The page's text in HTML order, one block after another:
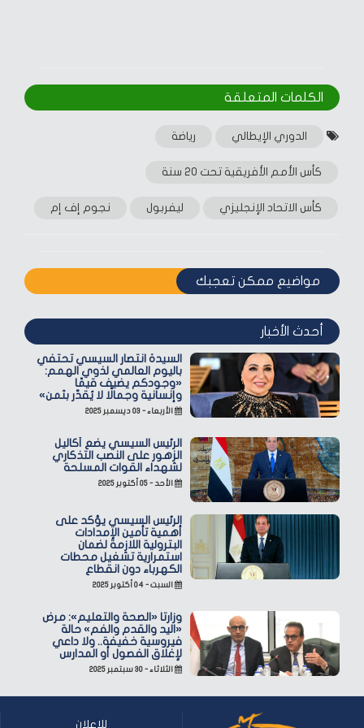
الكلمات المتعلقة‎
الدوري الإيطالي رياضة
كأس الأمم الأفريقية تحت 20 سنة
كأس الاتحاد الإنجليزي ليفربول نجوم إف إم
مواضيع ممكن تعجبك
أحدث الأخبار
السيدة انتصار السيسي تحتفي
باليوم العالمي لذوي الهمم:
«وجودكم يضيف قيمًا
وإنسانية وجمالًا لا يُقدّر بثمن»
الأربعاء - ٠٣ ديسمبر ٢٠٢٥
الرئيس السيسي يضع أكاليل
الزهور على النصب التذكاري
لشهداء القوات المسلحة
الأحد - ٠٥ أكتوبر ٢٠٢٥
الرئيس السيسي يؤكد على
أهمية تأمين الإمدادات
البترولية اللازمة لضمان
استمرارية تشغيل محطات
الكهرباء دون انقطاع
السبت - ٠٤ أكتوبر ٢٠٢٥
وزارتا «الصحة والتعليم»: مرض
«اليد والقدم والفم» حالة
فيروسية خفيفة.. ولا داعي
لإغلاق الفصول أو المدارس
الثلاثاء - ٣٠ سبتمبر ٢٠٢٥
للإعلان